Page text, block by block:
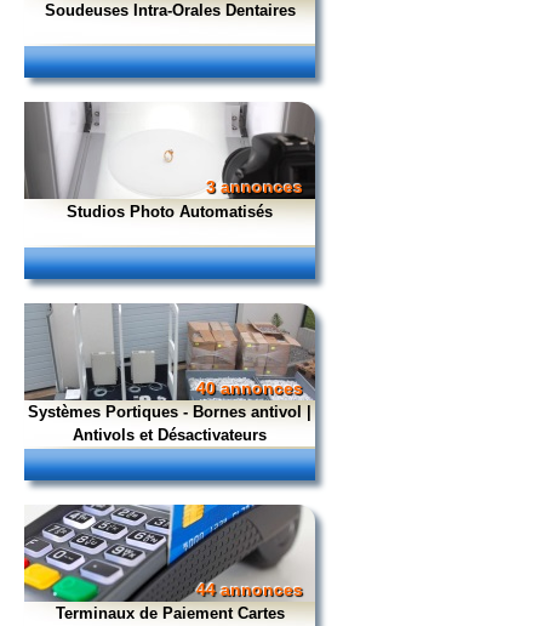
Soudeuses Intra-Orales Dentaires
3 annonces
Studios Photo Automatisés
40 annonces
Systèmes Portiques - Bornes antivol |
Antivols et Désactivateurs
44 annonces
Terminaux de Paiement Cartes